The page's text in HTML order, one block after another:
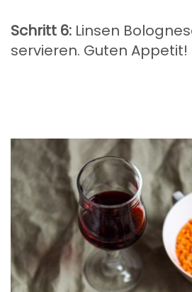
Schritt 6: Linsen
servieren. Guten Appetit!